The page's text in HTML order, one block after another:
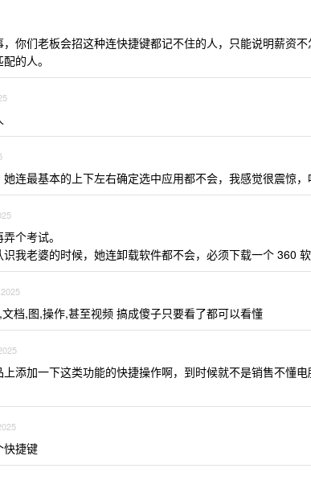
你们老板会招这种连快捷键都记不住的人，只能说明薪资
的人。
连最基本的上下左右确定选中应用都不会，我感觉很震惊
个考试。
我老婆的时候，她连卸载软件都不会，必须下载一个 360 软
档,图,操作,甚至视频 搞成傻子只要看了都可以看懂
添加一下这类功能的快捷操作啊，到时候就不是销售不懂
快捷键